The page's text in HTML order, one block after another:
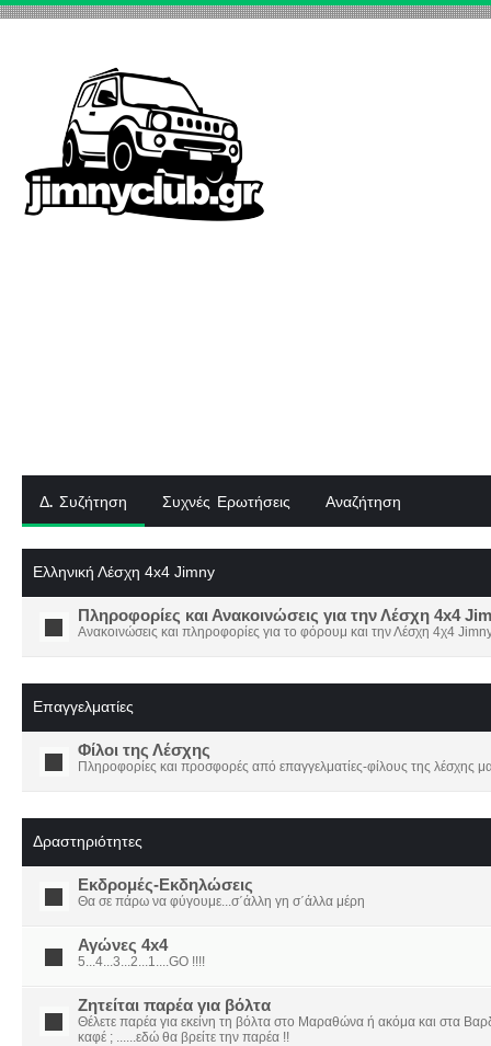
Δ. Συζήτηση Συχνές Ερωτήσεις Αναζήτηση
Ελληνική Λέσχη 4x4 Jimny
Πληροφορίες και Ανακοινώσεις για την Λέσχη 4x4
Ανακοινώσεις και πληροφορίες για το φόρουμ και την Λέσχη 4χ4
Επαγγελματίες
Φίλοι της Λέσχης
Πληροφορίες και προσφορές από επαγγελματίες-φίλους της λέσχης
Δραστηριότητες
Εκδρομές-Εκδηλώσεις
Θα σε πάρω να φύγουμε...σ΄άλλη γη σ΄άλλα μέρη
Αγώνες 4x4
5...4...3...2...1....GO !!!!
Ζητείται παρέα για βόλτα
Θέλετε παρέα για εκείνη τη βόλτα στο Μαραθώνα ή ακόμα και στα
καφέ ; ......εδώ θα βρείτε την παρέα !!